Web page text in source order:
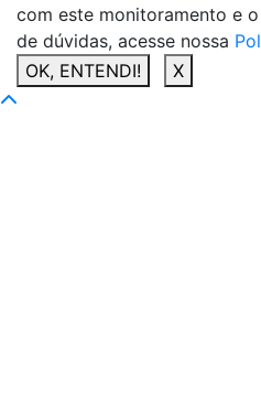
com este monitoramento e
de dúvidas, acesse nossa
OK, ENTENDI!
X